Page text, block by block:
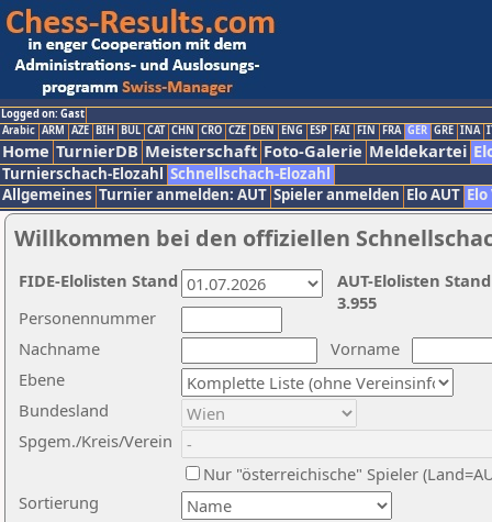
Logged on: Gast
Arabic ARM AZE BIH BUL CAT CHN CRO CZE DEN ENG ESP FAI FIN FRA GER GRE INA
Home TurnierDB Meisterschaft Foto-Galerie Meldekartei
Turnierschach-Elozahl Schnellschach-Elozahl
Allgemeines Turnier anmelden: AUT Spieler anmelden Elo AUT
Willkommen bei den offiziellen
Nachname
Vorname
Ebene
Sortierung
Personennummer
Bundesland
Spgem./Kreis/Verein
Nur "österreichische" Spieler
AUT-Elolisten
3.955
FIDE-Elolisten Stand